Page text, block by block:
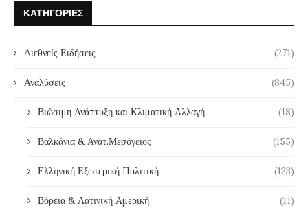
ΚΑΤΗΓΟΡΊΕΣ
Διεθνείς Ειδήσεις (271)
Αναλύσεις (845)
Βιώσιμη Ανάπτυξη και Κλιματική Αλλαγή (18)
Βαλκάνια & Ανατ.Μεσόγειος (155)
Ελληνική Εξωτερική Πολιτική (123)
Βόρεια & Λατινική Αμερική (11)